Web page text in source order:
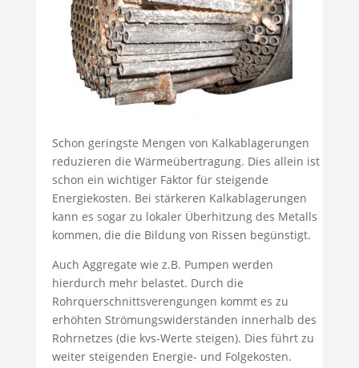
Schon geringste Mengen von Kalkablagerungen
reduzieren die Wärmeübertragung. Dies allein ist
schon ein wichtiger Faktor für steigende
Energiekosten. Bei stärkeren Kalkablagerungen
kann es sogar zu lokaler Überhitzung des Metalls
kommen, die die Bildung von Rissen begünstigt.
Auch Aggregate wie z.B. Pumpen werden
hierdurch mehr belastet. Durch die
Rohrquerschnittsverengungen kommt es zu
erhöhten Strömungswiderständen innerhalb des
Rohrnetzes (die kvs-Werte steigen). Dies führt zu
weiter steigenden Energie- und Folgekosten.